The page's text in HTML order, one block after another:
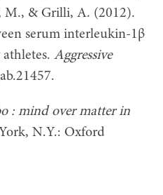
M., & Grilli, A. (2012).
serum interleukin-1β
Aggressive
: mind over matter in
N.Y.: Oxford